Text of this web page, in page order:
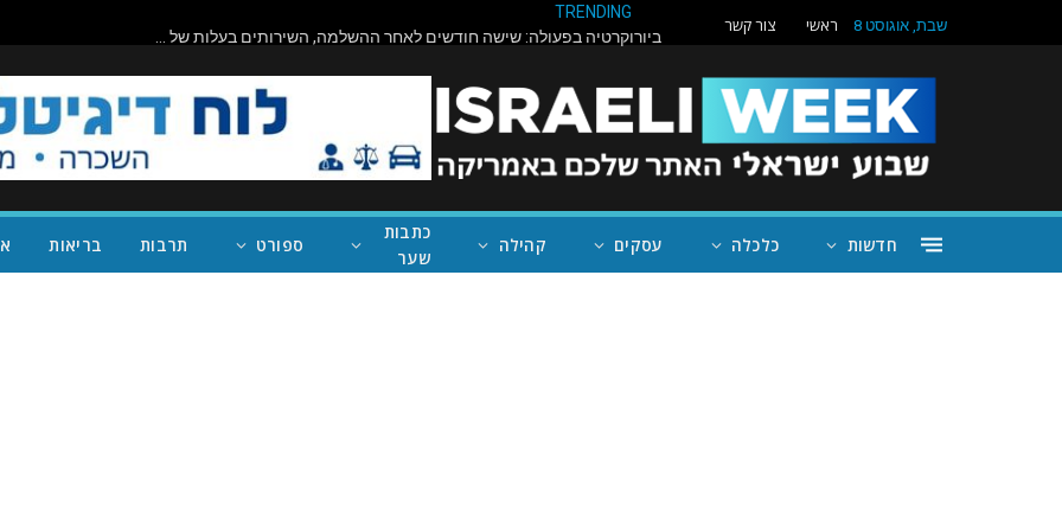
שבת, אוגוסט 8 ראשי צור קשר
TRENDING
ביורוקרטיה בפעולה: שישה חודשים לאחר ההשלמה, השירותים בעלות של מיליון דולר בראניון קניון – במחוז של נית'יה ראמן – עדיין סגורים
חדשות כלכלה עסקים קהילה
כתבות
שער
ספורט תרבות בריאות